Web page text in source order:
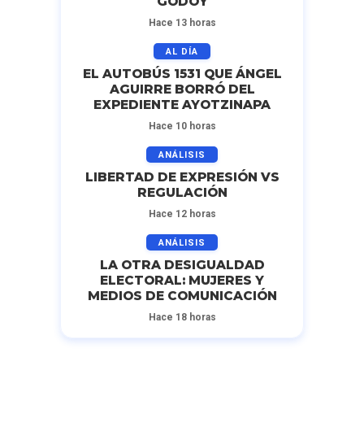
Hace 13 horas
AL DÍA
EL AUTOBÚS 1531 QUE ÁNGEL
AGUIRRE BORRÓ DEL
EXPEDIENTE AYOTZINAPA
Hace 10 horas
ANÁLISIS
LIBERTAD DE EXPRESIÓN VS
REGULACIÓN
Hace 12 horas
ANÁLISIS
LA OTRA DESIGUALDAD
ELECTORAL: MUJERES Y
MEDIOS DE COMUNICACIÓN
Hace 18 horas